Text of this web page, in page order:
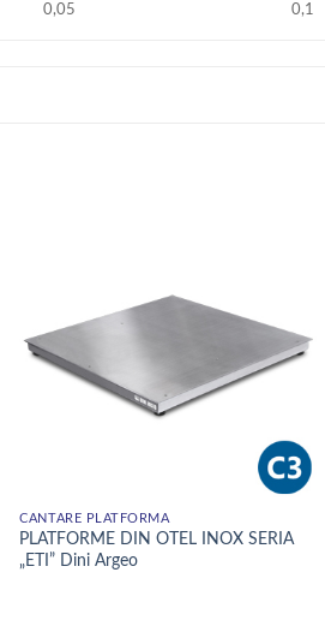
0,05 0,1
CÂNTARE PLATFORMĂ
PLATFORME DIN OTEL INOX SERIA
„ETI” Dini Argeo